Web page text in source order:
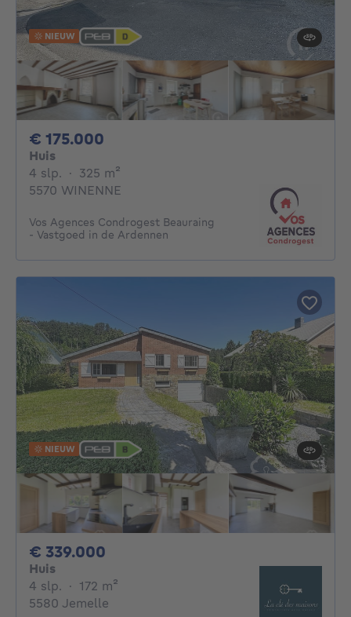
NIEUW
€ 175.000
Huis
4 slp. 4 slaapkamers
· 325 m²
5570 WINENNE
Vos Agences Condrogest Beauraing
- Vastgoed in de Ardennen
NIEUW
€ 339.000
Huis
4 slp. 4 slaapkamers
· 172 m²
5580 Jemelle